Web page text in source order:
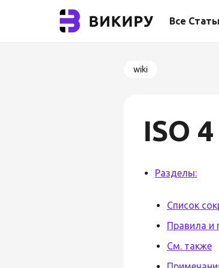
Все
wiki
ISO 4
Разделы:
Список
Правила и
См. также